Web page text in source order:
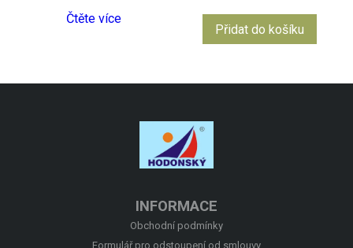
Čtěte více
Přidat do košíku
INFORMACE
Obchodní podmínky
Formulář pro odstoupení od smlouvy